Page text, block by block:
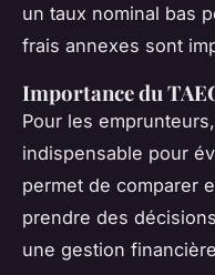
un taux nominal bas
frais annexes sont
Importance du
Pour les
indispensable pour
permet de comparer
prendre des
une gestion